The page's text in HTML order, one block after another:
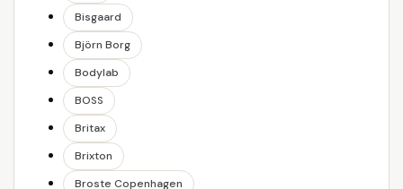
Bisgaard
Björn Borg
Bodylab
BOSS
Britax
Brixton
Broste Copenhagen